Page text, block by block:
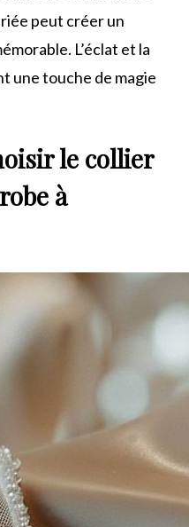
peut créer un
L’éclat et la
une touche de magie
le collier
à